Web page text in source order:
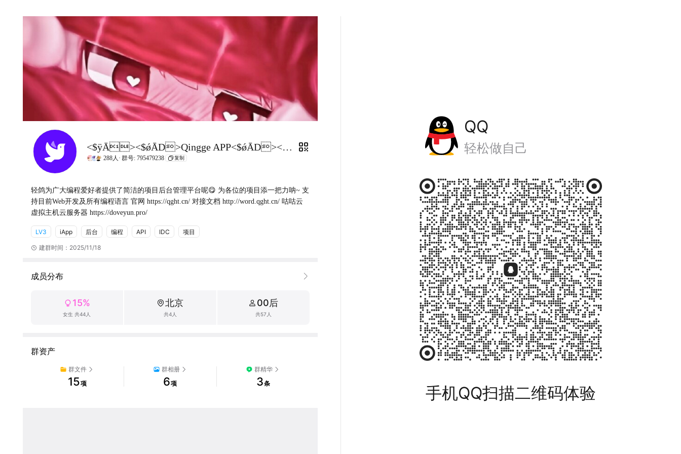
<$ÿĀ><$ǿĀD>Qingge APP<$ǿĀD><$ÿĀ>
288人· 群号: 795479238 复制
轻鸽为广大编程爱好者提供了简洁的项目后台管理平台呢😋 为各位的项目添一把力呐~ 支
持目前Web开发及所有编程语言 官网 https://qght.cn/ 对接文档 http://word.qght.cn/ 咕咕云
虚拟主机云服务器 https://doveyun.pro/
LV3 iApp 后台 编程 API IDC 项目
建群时间：2025/11/18
成员分布
15%
女生 共44人
北京
共4人
00后
共57人
群资产
群文件
15项
群相册
6项
群精华
3条
QQ
轻松做自己
手机QQ扫描二维码体验